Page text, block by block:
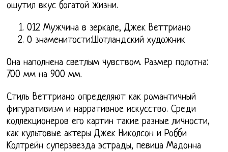
ощутил вкус богатой жизни.
012 Мужчина в зеркале, Джек Веттриано
О знаменитости:Шотландский художник
Она наполнена светлым чувством. Размер полотна:
700 мм на 900 мм.
Стиль Веттриано определяют как романтичный
фигуративизм и нарративное искусство. Среди
коллекционеров его картин такие разные личности,
как культовые актеры Джек Николсон и Робби
Колтрейн суперзвезда эстрады, певица Мадонна